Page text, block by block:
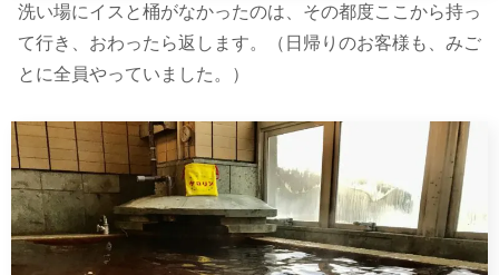
洗い場にイスと桶がなかったのは、その都度ここから持っ
て行き、おわったら返します。（日帰りのお客様も、みご
とに全員やっていました。）